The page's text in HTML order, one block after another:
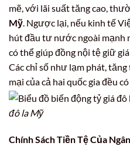
mẽ, với lãi suất tăng cao,
Mỹ. Ngược lại, nếu kinh tế
hút đầu tư nước ngoài mạnh
có thể giúp đồng nội tệ giữ
Các chỉ số như lạm phát,
mại của cả hai quốc gia đều
đô la Mỹ
Chính Sách Tiền Tệ Của